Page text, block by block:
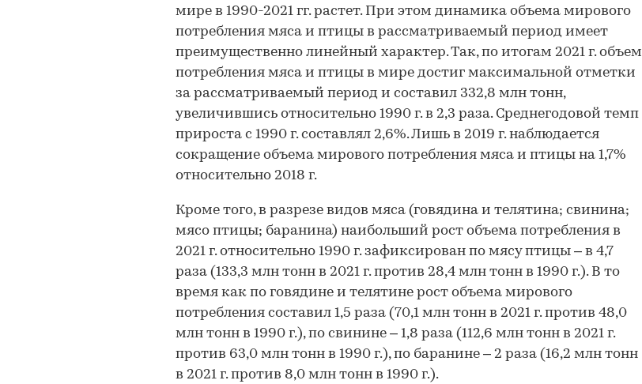
мире в 1990-2021 гг. растет. При этом динамика объема мирового
потребления мяса и птицы в рассматриваемый период имеет
преимущественно линейный характер. Так, по итогам 2021 г. объем
потребления мяса и птицы в мире достиг максимальной отметки
за рассматриваемый период и составил 332,8 млн тонн,
увеличившись относительно 1990 г. в 2,3 раза. Среднегодовой темп
прироста с 1990 г. составлял 2,6%. Лишь в 2019 г. наблюдается
сокращение объема мирового потребления мяса и птицы на 1,7%
относительно 2018 г.
Кроме того, в разрезе видов мяса (говядина и телятина; свинина;
мясо птицы; баранина) наибольший рост объема потребления в
2021 г. относительно 1990 г. зафиксирован по мясу птицы – в 4,7
раза (133,3 млн тонн в 2021 г. против 28,4 млн тонн в 1990 г.). В то
время как по говядине и телятине рост объема мирового
потребления составил 1,5 раза (70,1 млн тонн в 2021 г. против 48,0
млн тонн в 1990 г.), по свинине – 1,8 раза (112,6 млн тонн в 2021 г.
против 63,0 млн тонн в 1990 г.), по баранине – 2 раза (16,2 млн тонн
в 2021 г. против 8,0 млн тонн в 1990 г.).